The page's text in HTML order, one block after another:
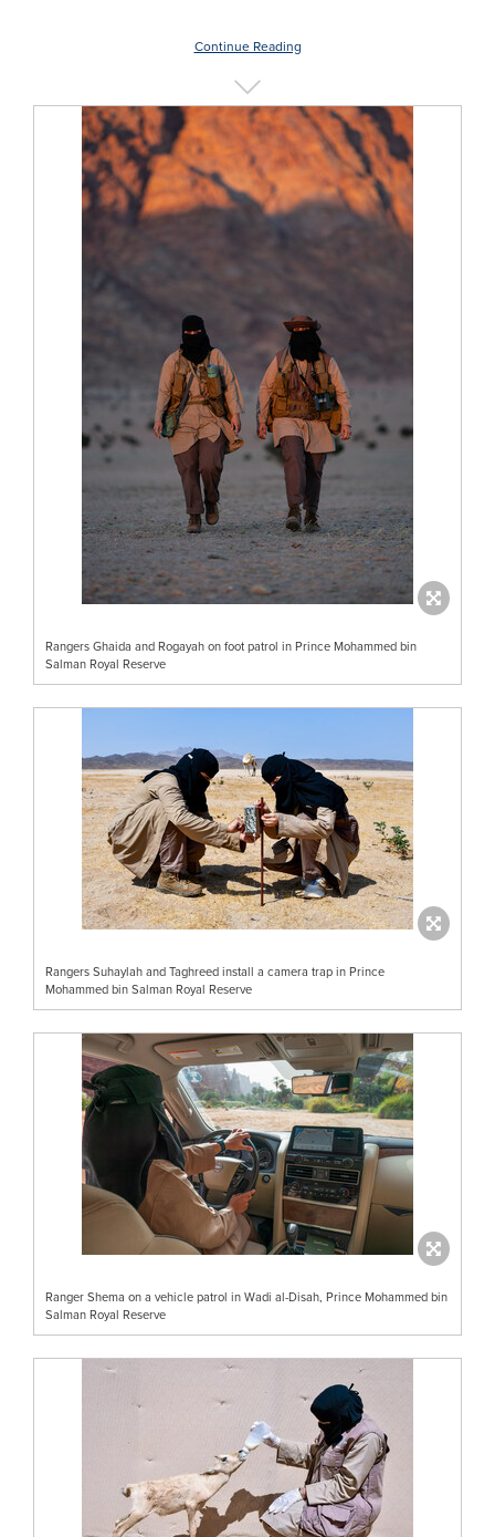
Continue Reading
Rangers Ghaida and Rogayah on foot patrol in Prince Mohammed bin
Salman Royal Reserve
Rangers Suhaylah and Taghreed install a camera trap in Prince
Mohammed bin Salman Royal Reserve
Ranger Shema on a vehicle patrol in Wadi al-Disah, Prince Mohammed bin
Salman Royal Reserve